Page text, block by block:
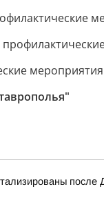
после